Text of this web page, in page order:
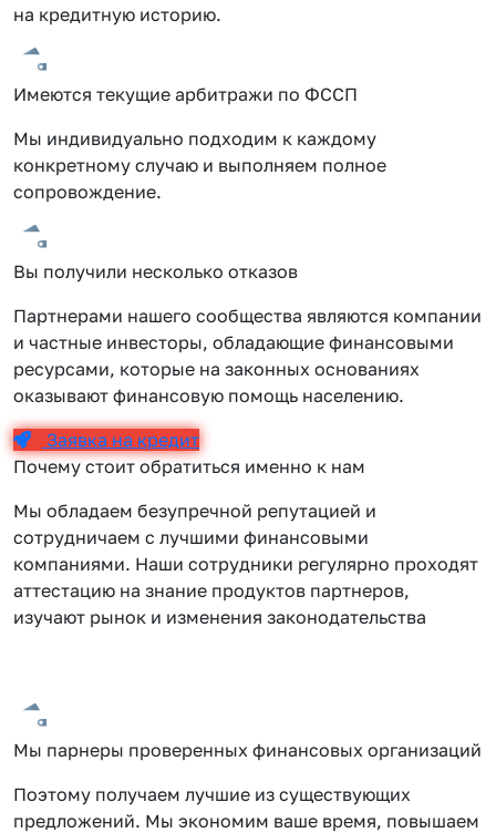
на кредитную историю.
Имеются текущие арбитражи по ФССП
Мы индивидуально подходим к каждому
конкретному случаю и выполняем полное
сопровождение.
Вы получили несколько отказов
Партнерами нашего сообщества являются компании
и частные инвесторы, обладающие финансовыми
ресурсами, которые на законных основаниях
оказывают финансовую помощь населению.
Заявка на кредит
Почему стоит обратиться именно к нам
Мы обладаем безупречной репутацией и
сотрудничаем с лучшими финансовыми
компаниями. Наши сотрудники регулярно проходят
аттестацию на знание продуктов партнеров,
изучают рынок и изменения законодательства
Мы парнеры проверенных финансовых организаций
Поэтому получаем лучшие из существующих
предложений. Мы экономим ваше время, повышаем